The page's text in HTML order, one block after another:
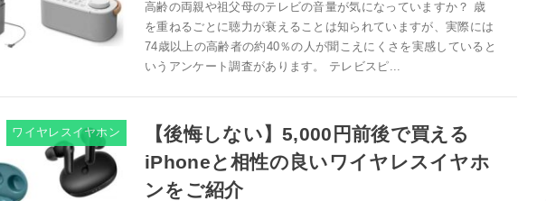
高齢の両親や祖父母のテレビの音量が気になっていますか？ 歳
を重ねるごとに聴力が衰えることは知られていますが、実際には
74歳以上の高齢者の約40％の人が聞こえにくさを実感していると
いうアンケート調査があります。 テレビスピ...
ワイヤレスイヤホン
【後悔しない】5,000円前後で買える
iPhoneと相性の良いワイヤレスイヤホ
ンをご紹介